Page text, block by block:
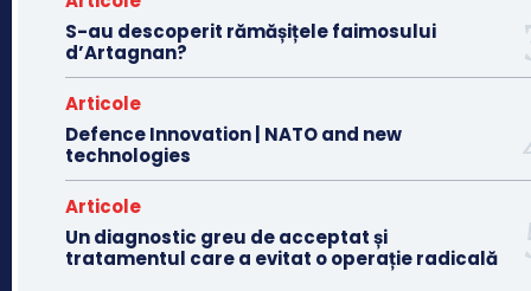
S-au descoperit rămășițele faimosului
d’Artagnan?
Articole
Defence Innovation | NATO and new
technologies
Articole
Un diagnostic greu de acceptat și
tratamentul care a evitat o operație radicală